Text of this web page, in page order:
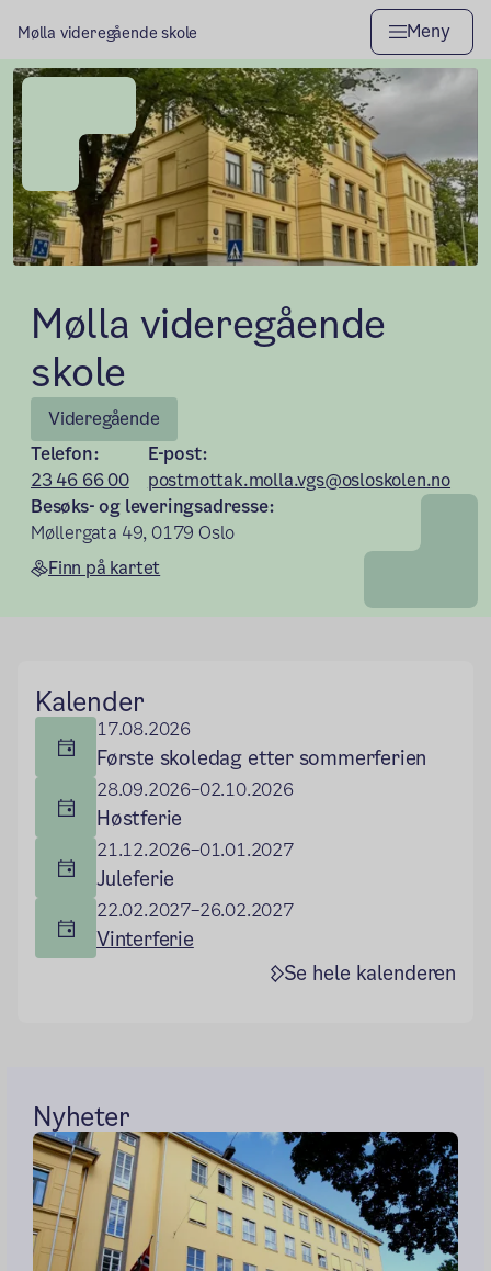
Mølla videregående skole Meny
Mølla videregående
skole
Videregående
Telefon:
23 46 66 00
E-post:
postmottak.molla.vgs@osloskolen.no
Besøks- og leveringsadresse:
Møllergata 49, 0179 Oslo
Finn på kartet
Kalender
17.08.2026
Første skoledag etter sommerferien
28.09.2026–02.10.2026
Høstferie
21.12.2026–01.01.2027
Juleferie
22.02.2027–26.02.2027
Vinterferie
Se hele kalenderen
Nyheter